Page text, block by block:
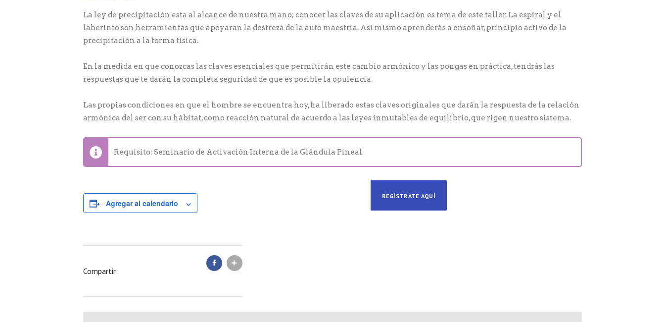
La ley de precipitación esta al alcance de nuestra mano; conocer las claves de su aplicación es tema de este taller. La espiral y el
laberinto son herramientas que apoyaran la destreza de la auto maestría. Así mismo aprenderás a ensoñar, principio activo de la
precipitación a la forma física.
En la medida en que conozcas las claves esenciales que permitirán este cambio armónico y las pongas en práctica, tendrás las
respuestas que te darán la completa seguridad de que es posible la opulencia.
Las propias condiciones en que el hombre se encuentra hoy, ha liberado estas claves originales que darán la respuesta de la relación
armónica del ser con su hábitat, como reacción natural de acuerdo a las leyes inmutables de equilibrio, que rigen nuestro sistema.
Requisito: Seminario de Activación Interna de la Glándula Pineal
Agregar al calendario
REGÍSTRATE AQUÍ
Compartir: